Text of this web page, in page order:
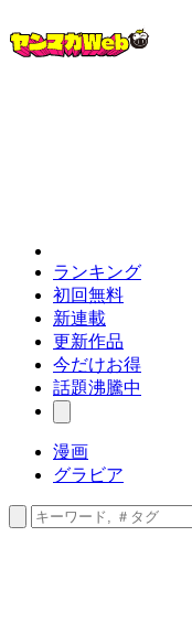
ランキング
初回無料
新連載
更新作品
今だけお得
話題沸騰中
漫画
グラビア